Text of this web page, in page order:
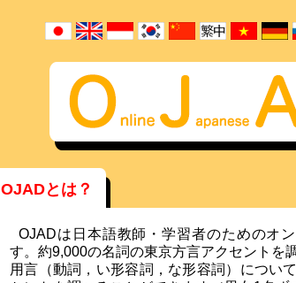
OJADとは？
OJADは日本語教師・学習者のためのオ
す。約9,000の名詞の東京方言アクセントを
用言（動詞，い形容詞，な形容詞）につい